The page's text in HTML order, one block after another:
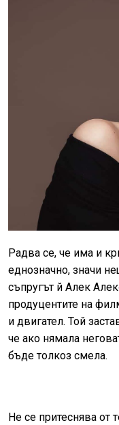
Радва се, че има и
еднозначно, значи
съпругът й Алек
продуцентите на
и двигател. Той
че ако нямала
бъде толкоз смела.
Не се притеснява от